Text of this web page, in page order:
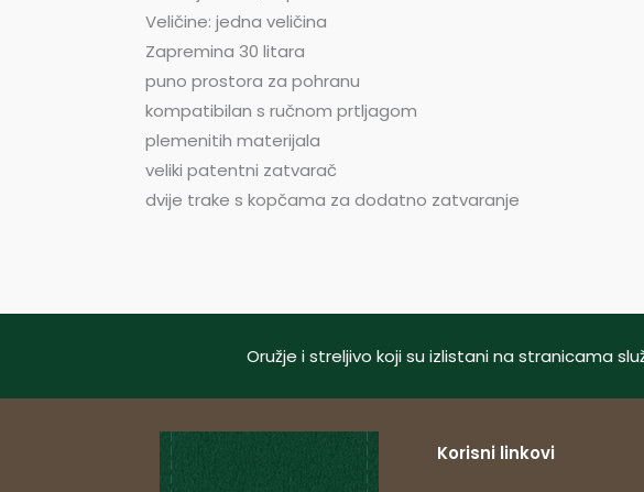
Veličine: jedna veličina
Zapremina 30 litara
puno prostora za pohranu
kompatibilan s ručnom prtljagom
plemenitih materijala
veliki patentni zatvarač
dvije trake s kopčama za dodatno zatvaranje
Oružje i streljivo koji su izlistani na stranicama
Korisni linkovi